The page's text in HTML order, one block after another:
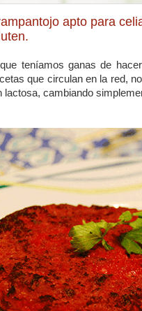
apto para
teníamos ganas de
que circulan en la red,
lactosa, cambiando